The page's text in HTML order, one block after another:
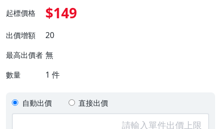
起標價格 $149
出價增額 20
最高出價者 無
數量 1 件
自動出價 直接出價